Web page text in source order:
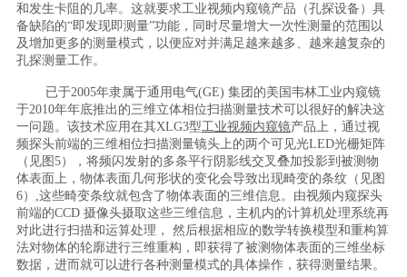
和发生卡阻的几率。这就要求工业视频内窥镜产品（孔探设备）具
备缺陷的“即发现即测量”功能，同时尽量增大一次性测量的范围以
及增加更多的测量模式，以便应对并满足越来越多、越来越复杂的
孔探测量工作。
已于2005年隶属于通用电气(GE) 集团的美国韦林工业内窥镜
于2010年年底推出的三维立体相位扫描测量技术可以很好的解决这
一问题。该技术应用在其XLG3型工业视频内窥镜产品上，通过视
频探头前端的三维相位扫描测量镜头上的两个可见光LED光栅矩阵
（见图5），将频闪发射的多条平行阴影线交叉叠加投影到被测物
体表面上，物体表面几何形状的变化会导致出现畸变的条纹（见图
6）,这些畸变条纹就包含了物体表面的三维信息。由视频内窥探头
前端的CCD 摄像头摄取这些三维信息，主机内的计算机处理系统再
对此进行扫描和运算处理， 然后根据相应的数学转换模型和重构算
法对物体的轮廓进行三维重构，即获得了被测物体表面的三维坐标
数据，进而就可以进行各种测量模式的具体操作，获得测量结果。